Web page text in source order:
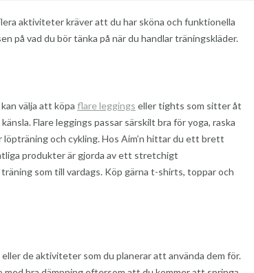
aktiviteter kräver att du har sköna och funktionella
på vad du bör tänka på när du handlar träningskläder.
välja att köpa flare leggings eller tights som sitter åt
Flare leggings passar särskilt bra för yoga, raska
och cykling. Hos Aim’n hittar du ett brett
produkter är gjorda av ett stretchigt
som till vardags. Köp gärna t-shirts, toppar och
de aktiviteter som du planerar att använda dem för.